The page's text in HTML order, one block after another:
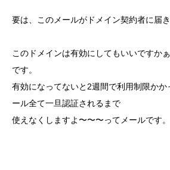
要は、このメールがドメイン契約者に届き
このドメインは有効にしてもいいですか
です。
有効になってないと2週間で利用制限かか
ール全て一旦認証されるまで
使えなくしますよ〜〜〜ってメールです。